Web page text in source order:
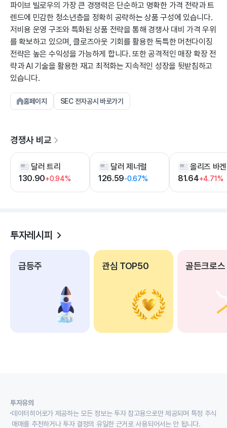
파이브 빌로우의 가장 큰 경쟁력은 단순하고 명확한 가격 전략과 트
렌드에 민감한 청소년층을 정확히 공략하는 상품 구성에 있습니다.
저비용 운영 구조와 특화된 상품 전략을 통해 경쟁사 대비 가격 우위
를 확보하고 있으며, 클로즈아웃 기회를 활용한 독특한 머천다이징
전략은 높은 수익성을 가능하게 합니다. 또한 공격적인 매장 확장 전
략과 AI 기술을 활용한 재고 최적화는 지속적인 성장을 뒷받침하고
있습니다.
홈페이지 SEC 전자공시 바로가기
경쟁사 비교
달러 트리
130.90+0.94%
달러 제너럴
126.59-0.67% 81.64+4.71%
투자레시피
급등주 관심 TOP50 골든크로스
투자유의
데이터히어로가 제공하는 모든 정보는 투자 참고용으로만 제공되며 특정 주식
매매를 추천하거나 투자 결정의 유일한 근거로 사용되어서는 안 됩니다.